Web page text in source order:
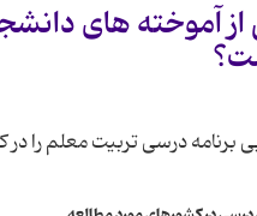
از آموخته